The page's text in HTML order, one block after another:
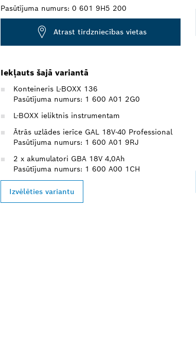
Pasūtījuma numurs: 0 601 9H5 200
Atrast tirdzniecības vietas
Iekļauts šajā variantā
Konteineris L-BOXX 136
Pasūtījuma numurs: 1 600 A01 2G0
L-BOXX ieliktnis instrumentam
Ātrās uzlādes ierīce GAL 18V-40 Professional
Pasūtījuma numurs: 1 600 A01 9RJ
2 x akumulatori GBA 18V 4,0Ah
Pasūtījuma numurs: 1 600 A00 1CH
Izvēlēties variantu